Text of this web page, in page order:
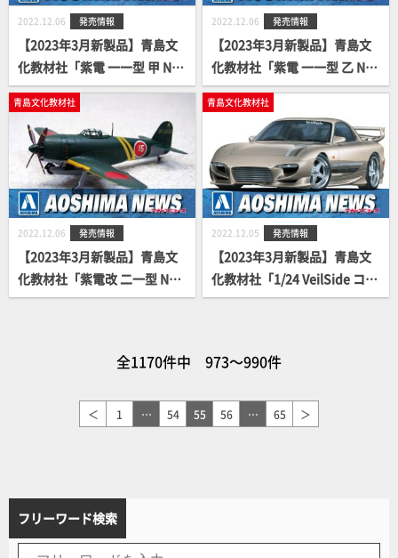
2022.12.06 発売情報
【2023年3月新製品】青島文
化教材社「紫電 一一型 甲 N1
K1-Ja」
2022.12.06 発売情報
【2023年3月新製品】青島文
化教材社「紫電 一一型 乙 N1
K1-Jb」
青島文化教材社
2022.12.06 発売情報
【2023年3月新製品】青島文
化教材社「紫電改 二一型 N1K
2-J」
青島文化教材社
2022.12.05 発売情報
【2023年3月新製品】青島文
化教材社「1/24 VeilSide コン
バットモデル FD3S RX-7 '91
全1170件中 973～990件
＜ 1 … 54 55 56 … 65 ＞
フリーワード検索